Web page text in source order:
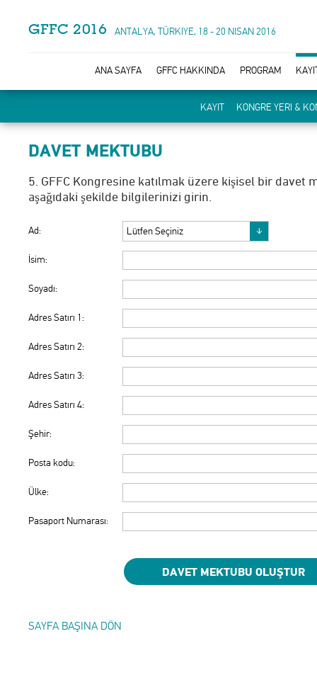
GFFC 2016 ANTALYA, TÜRKIYE, 18 - 20 NISAN 2016
ANA SAYFA GFFC HAKKINDA PROGRAM
KAYIT KONGRE YERI &
DAVET MEKTUBU
5. GFFC Kongresine katılmak üzere kişisel bir davet
aşağıdaki şekilde bilgilerinizi girin.
Ad:
İsim:
Soyadı:
Adres Satırı 1:
Adres Satırı 2:
Adres Satırı 3:
Adres Satırı 4:
Şehir:
Posta kodu:
Ülke:
Pasaport Numarası:
SAYFA BAŞINA DÖN